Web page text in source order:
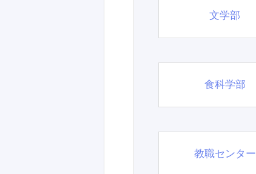
文学部
食科学部
教職センター